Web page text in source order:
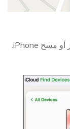
بعدها، اضغط على إزالة هذا الجهاز أو مسح iPhone.